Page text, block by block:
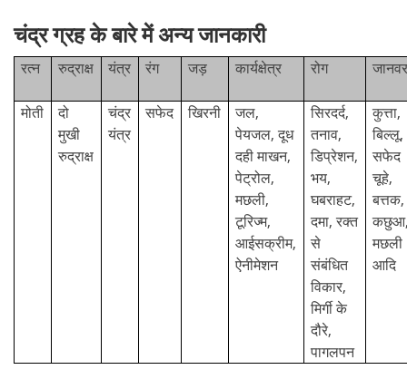
चंद्र ग्रह के बारे में अन्य जानकारी
रत्न रुद्राक्ष यंत्र रंग जड़ कार्यक्षेत्र रोग
मोती
दो
मुखी
रुद्राक्ष
चंद्र
यंत्र
सफेद खिरनी
जल,
पेयजल, दूध
दही माखन,
पेट्रोल,
मछली,
टूरिज्म,
आईसक्रीम,
ऐनीमेशन
सिरदर्द,
तनाव,
डिप्रेशन,
भय,
घबराहट,
दमा, रक्त
से
संबंधित
विकार,
मिर्गी के
दौरे,
पागलपन
कुत्ता,
बिल्लू,
सफेद
चूहे,
बत्तक,
मछली
आदि